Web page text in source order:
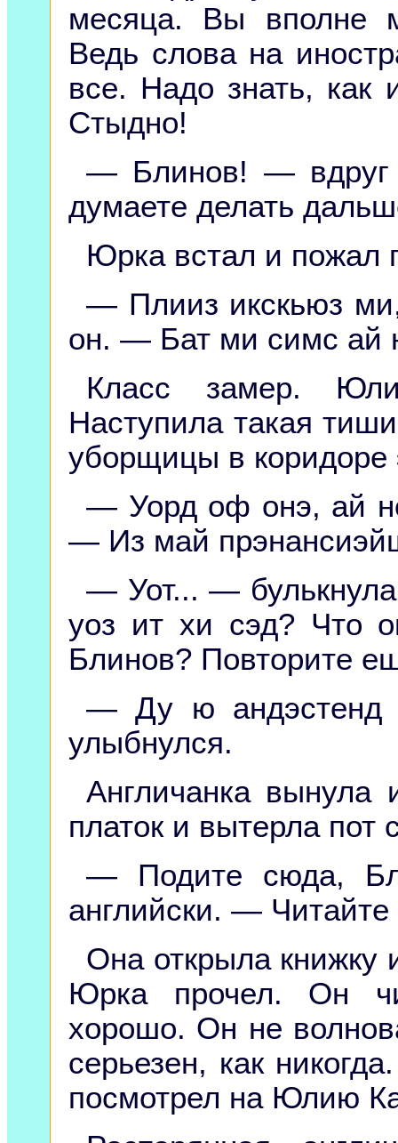
месяца. Вы вполне
Ведь слова на
все. Надо знать, как
Стыдно!
— Блинов! —
думаете делать
Юрка встал и пожал
— Плииз икскьюз
он. — Бат ми симс ай
Класс замер.
Наступила такая
уборщицы в
— Уорд оф онэ, ай
— Из май
— Уот... —
уоз ит хи сэд? Что
Блинов? Повторите
— Ду ю андэстенд
улыбнулся.
Англичанка вынула
платок и вытерла пот
— Подите сюда,
английски. — Читайте
Она открыла книжку
Юрка прочел. Он
хорошо. Он не
серьезен, как
посмотрел на Юлию